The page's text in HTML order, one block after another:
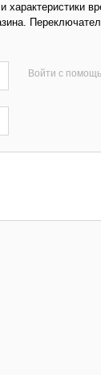
характеристики
Войти с